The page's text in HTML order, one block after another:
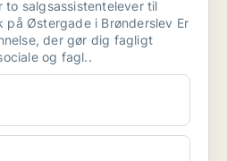
to salgsassistentelever til
Østergade i Brønderslev Er
der gør dig fagligt
og fagl..